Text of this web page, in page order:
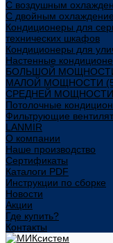
С воздушным
С двойным
Кондиционеры для
технических шкафов
Кондиционеры для
Настенные
БОЛЬШОЙ МОЩНОСТИ
МАЛОЙ МОЩНОСТИ
СРЕДНЕЙ МОЩНОСТИ
Потолочные
Фильтрующие
LANMIR
О компании
Наше производство
Сертификаты
Каталоги PDF
Инструкции по сборке
Новости
Акции
Где купить?
Контакты